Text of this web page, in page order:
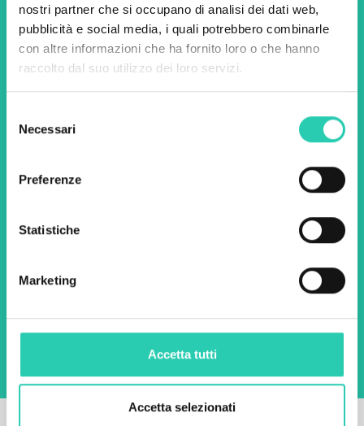
nostri partner che si occupano di analisi dei dati web,
pubblicità e social media, i quali potrebbero combinarle
con altre informazioni che ha fornito loro o che hanno
raccolto dal suo utilizzo dei loro servizi.
delNecessari
Preferenze
Statistiche
Marketing
Accetta tutti
Accetta selezionati
Non perderti i prossimi
eventi! Iscriviti alla
newsletter di GO! 2025 per
iniziative.
Nome *
sito web.Privacy policy